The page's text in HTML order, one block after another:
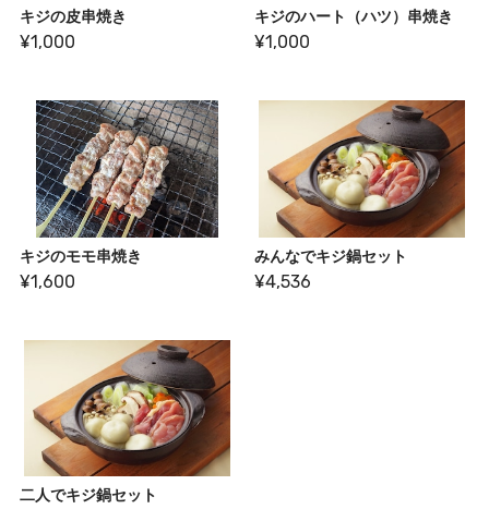
キジの皮串焼き
¥1,000
キジのハート（ハツ）串焼き
¥1,000
キジのモモ串焼き
¥1,600
みんなでキジ鍋セット
¥4,536
二人でキジ鍋セット